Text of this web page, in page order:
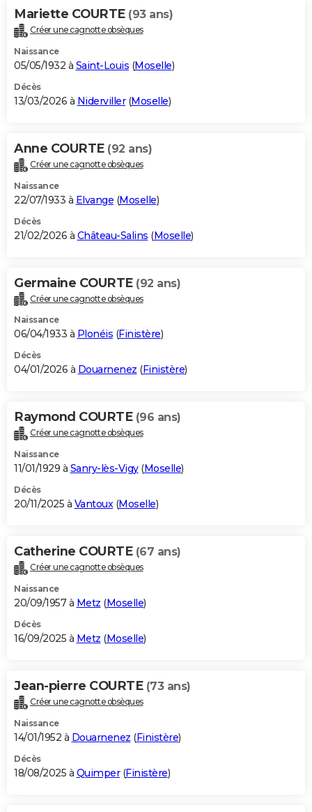
Bricolage
Lifestyle
Culture
Sport
Auto
Television
Voyage
Cinema
Mariette COURTE (93 ans)
Créer une cagnotte obsèques
Naissance
05/05/1932 à Saint-Louis (Moselle)
Décès
13/03/2026 à Niderviller(Moselle)
Anne COURTE (92 ans)
Créer une cagnotte obsèques
Naissance
22/07/1933 à Elvange (Moselle)
Décès
21/02/2026 à Château-Salins (Moselle)
Germaine COURTE (92 ans)
Créer une cagnotte obsèques
Naissance
06/04/1933 à Plonéis (Finistère)
Décès
04/01/2026 à Douarnenez (Finistère)
Raymond COURTE (96 ans)
Créer une cagnotte obsèques
Naissance
11/01/1929 à Sanry-lès-Vigy(Moselle)
Décès
20/11/2025 à Vantoux(Moselle)
Catherine COURTE (67 ans)
Créer une cagnotte obsèques
Naissance
20/09/1957 à Metz (Moselle)
Décès
16/09/2025 à Metz (Moselle)
Jean-pierre COURTE (73 ans)
Créer une cagnotte obsèques
Naissance
14/01/1952 à Douarnenez (Finistère)
Décès
18/08/2025 à Quimper(Finistère)